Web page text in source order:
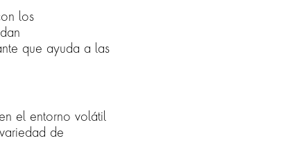
los
que ayuda a las
el entorno volátil
de